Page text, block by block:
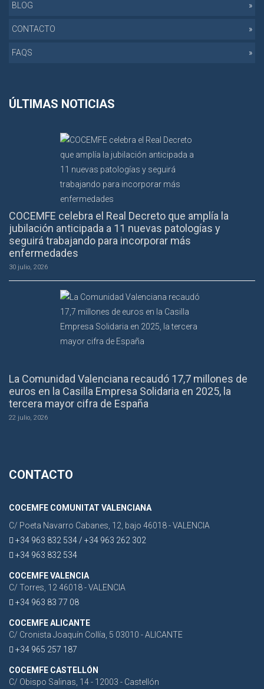
BLOG
CONTACTO
FAQS
ÚLTIMAS NOTICIAS
COCEMFE celebra el Real Decreto que amplía la
jubilación anticipada a 11 nuevas patologías y
seguirá trabajando para incorporar más
enfermedades
30 julio, 2026
La Comunidad Valenciana recaudó 17,7 millones de
euros en la Casilla Empresa Solidaria en 2025, la
tercera mayor cifra de España
22 julio, 2026
CONTACTO
COCEMFE COMUNITAT VALENCIANA
C/ Poeta Navarro Cabanes, 12, bajo 46018 - VALENCIA
+34 963 832 534 / +34 963 262 302
+34 963 832 534
COCEMFE VALENCIA
C/ Torres, 12 46018 - VALENCIA
+34 963 83 77 08
COCEMFE ALICANTE
C/ Cronista Joaquín Collía, 5 03010 - ALICANTE
+34 965 257 187
COCEMFE CASTELLÓN
C/ Obispo Salinas, 14 - 12003 - Castellón